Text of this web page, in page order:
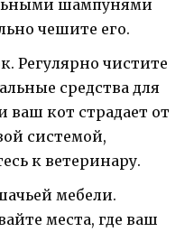
шампунями
чешите его.
Регулярно чистите
средства для
ваш кот страдает от
системой,
к ветеринару.
мебели.
места, где ваш